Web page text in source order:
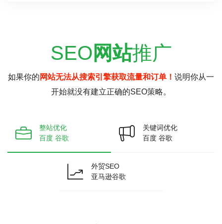
SEO 网站推广
如果你的 网站无法从搜索引擎获取流量和订单！ 说明你从一
开始就没有建立正确的SEO策略。
整站优化
百度 谷歌
关键词优化
百度 谷歌
外贸SEO
亚马逊谷歌